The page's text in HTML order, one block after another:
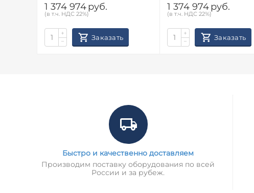
1 374 974руб.
(в т.ч. НДС 22%)
+
−
Заказать
1 374 974руб.
(в т.ч. НДС 22%)
+
−
Заказать
Быстро и качественно доставляем
Производим поставку оборудования по всей
России и за рубеж.